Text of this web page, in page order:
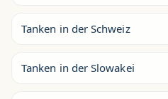
Tanken in der Schweiz
Tanken in der Slowakei